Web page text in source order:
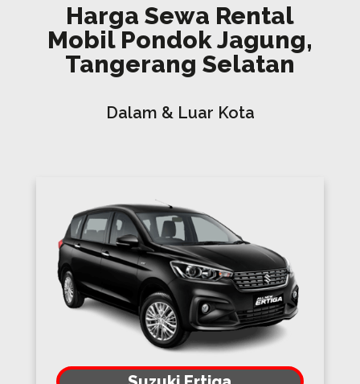
Harga Sewa Rental
Mobil Pondok Jagung,
Tangerang Selatan
Dalam & Luar Kota